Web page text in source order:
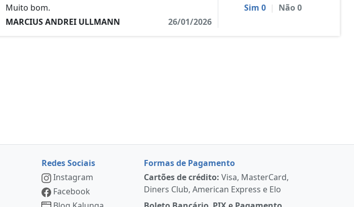
Muito bom.
MARCIUS ANDREI ULLMANN
26/01/2026
Sim 0 | Não0
Redes Sociais
Instagram
Facebook
Formas de Pagamento
Cartões de crédito: Visa, MasterCard,
Diners Club, American Express e Elo